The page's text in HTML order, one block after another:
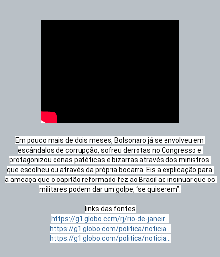
Em pouco mais de dois meses, Bolsonaro já se envolveu em
escândalos de corrupção, sofreu derrotas no Congresso e
protagonizou cenas patéticas e bizarras através dos ministros
que escolheu ou através da própria bocarra. Eis a explicação para
a ameaça que o capitão reformado fez ao Brasil ao insinuar que os
militares podem dar um golpe, “se quiserem”.
https://g1.globo.com/rj/rio-de-janeir...
https://g1.globo.com/politica/noticia...
https://g1.globo.com/politica/noticia...